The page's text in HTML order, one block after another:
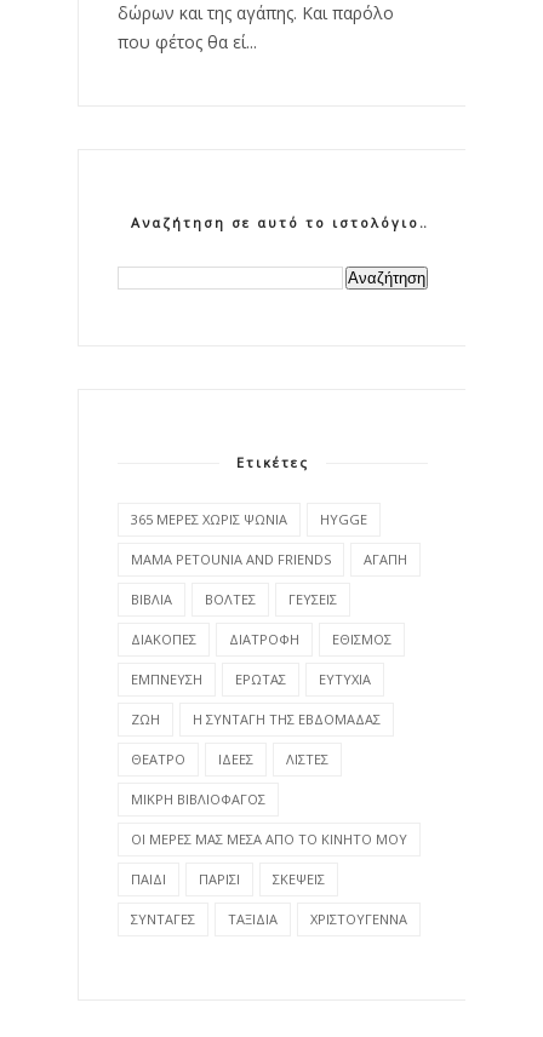
δώρων και της αγάπης. Και παρόλο
που φέτος θα εί...
Αναζήτηση σε αυτό το ιστολόγιο
Ετικέτες
365 ΜΕΡΕΣ ΧΩΡΙΣ ΨΩΝΙΑ HYGGE
MAMA PETOUNIA AND FRIENDS ΑΓΑΠΗ
ΒΙΒΛΙΑ ΒΟΛΤΕΣ ΓΕΥΣΕΙΣ
ΔΙΑΚΟΠΕΣ ΔΙΑΤΡΟΦΗ ΕΘΙΣΜΟΣ
ΕΜΠΝΕΥΣΗ ΕΡΩΤΑΣ ΕΥΤΥΧΙΑ
ΖΩΗ Η ΣΥΝΤΑΓΗ ΤΗΣ ΕΒΔΟΜΑΔΑΣ
ΘΕΑΤΡΟ ΙΔΕΕΣ ΛΙΣΤΕΣ
ΜΙΚΡΗ ΒΙΒΛΙΟΦΑΓΟΣ
ΟΙ ΜΕΡΕΣ ΜΑΣ ΜΕΣΑ ΑΠΟ ΤΟ ΚΙΝΗΤΟ ΜΟΥ
ΠΑΙΔΙ ΠΑΡΙΣΙ ΣΚΕΨΕΙΣ
ΣΥΝΤΑΓΕΣ ΤΑΞΙΔΙΑ ΧΡΙΣΤΟΥΓΕΝΝΑ